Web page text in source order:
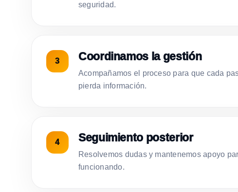
seguridad.
Coordinamos la gestión
Acompañamos el proceso para que cada
pierda información.
Seguimiento posterior
Resolvemos dudas y mantenemos apoyo
funcionando.